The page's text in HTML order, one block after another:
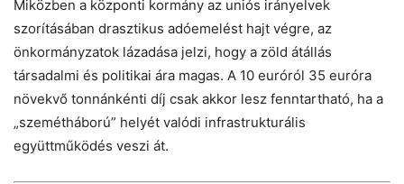
Miközben a központi kormány az uniós irányelvek
szorításában drasztikus adóemelést hajt végre, az
önkormányzatok lázadása jelzi, hogy a zöld átállás
társadalmi és politikai ára magas. A 10 euróról 35 euróra
növekvő tonnánkénti díj csak akkor lesz fenntartható, ha a
„szemétháború” helyét valódi infrastrukturális
együttműködés veszi át.